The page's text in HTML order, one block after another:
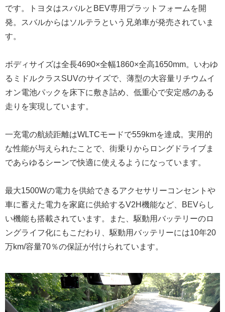
です。トヨタはスバルとBEV専用プラットフォームを開
発。スバルからはソルテラという兄弟車が発売されていま
す。
ボディサイズは全長4690×全幅1860×全高1650mm。いわゆ
るミドルクラスSUVのサイズで、薄型の大容量リチウムイ
オン電池パックを床下に敷き詰め、低重心で安定感のある
走りを実現しています。
一充電の航続距離はWLTCモードで559kmを達成。実用的
な性能が与えられたことで、街乗りからロングドライブま
であらゆるシーンで快適に使えるようになっています。
最大1500Wの電力を供給できるアクセサリーコンセントや
車に蓄えた電力を家庭に供給するV2H機能など、BEVらし
い機能も搭載されています。また、駆動用バッテリーのロ
ングライフ化にもこだわり、駆動用バッテリーには10年20
万km/容量70％の保証が付けられています。